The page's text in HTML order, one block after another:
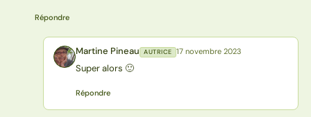
Répondre
MP Martine Pineau AUTRICE 17 novembre 2023
Super alors 🙂
Répondre